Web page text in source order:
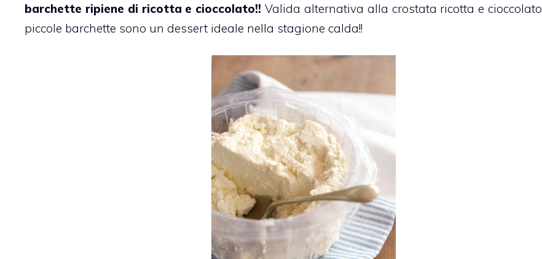
barchette ripiene di ricotta e cioccolato!!Valida alternativa alla crostata ricotta e cioccolato
piccole barchette sono un dessert ideale nella stagione calda!!